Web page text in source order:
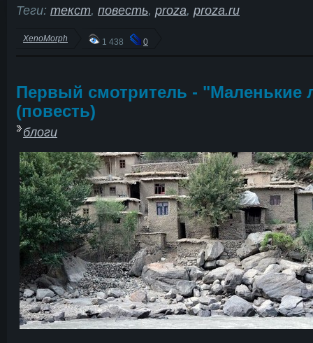
Теги: текст, повесть, proza, proza.ru
XenoMorph 1 438 0
Первый смотритель - "Маленькие
(повесть)
блоги